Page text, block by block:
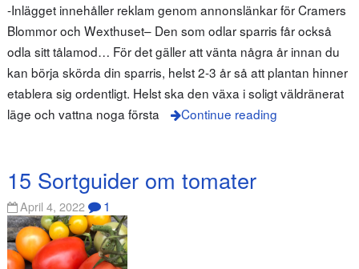
-Inlägget innehåller reklam genom annonslänkar för Cramers
Blommor och Wexthuset– Den som odlar sparris får också
odla sitt tålamod… För det gäller att vänta några år innan du
kan börja skörda din sparris, helst 2-3 år så att plantan hinner
etablera sig ordentligt. Helst ska den växa i soligt väldränerat
läge och vattna noga första
Continue reading
15 Sortguider om tomater
April 4, 2022 1